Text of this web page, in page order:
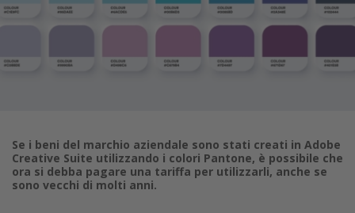
Se i beni del marchio aziendale sono stati creati in Adobe
Creative Suite utilizzando i colori Pantone, è possibile che
ora si debba pagare una tariffa per utilizzarli, anche se
sono vecchi di molti anni.